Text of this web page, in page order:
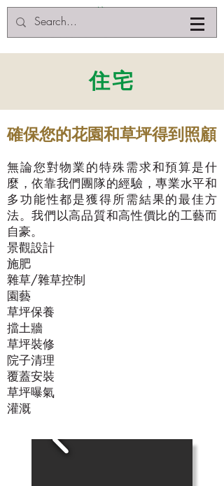
住宅
確保您的花園和草坪得到照顧
無論您對物業的特殊需求和預算是什
麼，依靠我們團隊的經驗，專業水平和
多功能性都是獲得所需結果的最佳方
法。我們以高品質和高性價比的工藝而
自豪。
景觀設計
施肥
雜草/雜草控制
園藝
草坪保養
擋土牆
草坪裝修
院子清理
覆蓋安裝
草坪曝氣
灌溉